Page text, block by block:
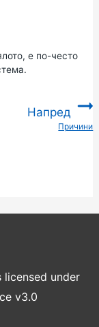
е по-често
Напред
Причини
under
v3.0